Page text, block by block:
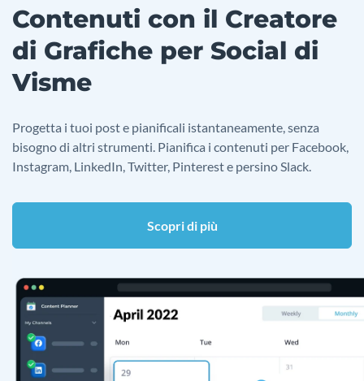
Contenuti con il Creatore
di Grafiche per Social di
Visme
Progetta i tuoi post e pianificali istantaneamente, senza
bisogno di altri strumenti. Pianifica i contenuti per Facebook,
Instagram, LinkedIn, Twitter, Pinterest e persino Slack.
Scopri di più